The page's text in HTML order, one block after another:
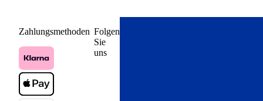
Zahlungsmethoden Folgen
Sie
uns